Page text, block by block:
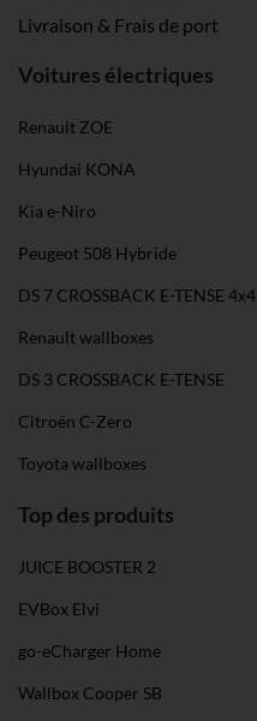
Livraison & Frais de port
Voitures électriques
Renault ZOE
Hyundai KONA
Kia e-Niro
Peugeot 508 Hybride
DS 7 CROSSBACK E-TENSE 4x4
Renault wallboxes
DS 3 CROSSBACK E-TENSE
Citroën C-Zero
Toyota wallboxes
Top des produits
JUICE BOOSTER 2
EVBox Elvi
go-eCharger Home
Wallbox Cooper SB